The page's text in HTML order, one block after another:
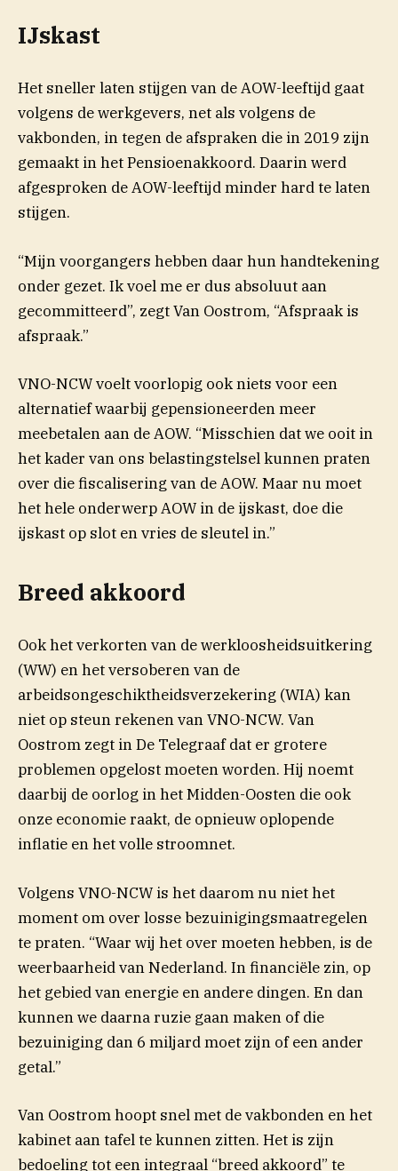
IJskast
Het sneller laten stijgen van de AOW-leeftijd gaat
volgens de werkgevers, net als volgens de
vakbonden, in tegen de afspraken die in 2019 zijn
gemaakt in het Pensioenakkoord. Daarin werd
afgesproken de AOW-leeftijd minder hard te laten
stijgen.
“Mijn voorgangers hebben daar hun handtekening
onder gezet. Ik voel me er dus absoluut aan
gecommitteerd”, zegt Van Oostrom, “Afspraak is
afspraak.”
VNO-NCW voelt voorlopig ook niets voor een
alternatief waarbij gepensioneerden meer
meebetalen aan de AOW. “Misschien dat we ooit in
het kader van ons belastingstelsel kunnen praten
over die fiscalisering van de AOW. Maar nu moet
het hele onderwerp AOW in de ijskast, doe die
ijskast op slot en vries de sleutel in.”
Breed akkoord
Ook het verkorten van de werkloosheidsuitkering
(WW) en het versoberen van de
arbeidsongeschiktheidsverzekering (WIA) kan
niet op steun rekenen van VNO-NCW. Van
Oostrom zegt in De Telegraaf dat er grotere
problemen opgelost moeten worden. Hij noemt
daarbij de oorlog in het Midden-Oosten die ook
onze economie raakt, de opnieuw oplopende
inflatie en het volle stroomnet.
Volgens VNO-NCW is het daarom nu niet het
moment om over losse bezuinigingsmaatregelen
te praten. “Waar wij het over moeten hebben, is de
weerbaarheid van Nederland. In financiële zin, op
het gebied van energie en andere dingen. En dan
kunnen we daarna ruzie gaan maken of die
bezuiniging dan 6 miljard moet zijn of een ander
getal.”
Van Oostrom hoopt snel met de vakbonden en het
kabinet aan tafel te kunnen zitten. Het is zijn
bedoeling tot een integraal “breed akkoord” te